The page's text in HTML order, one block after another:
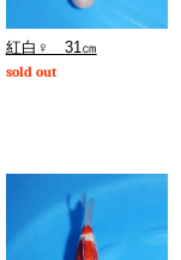
紅白♀ 31㎝
sold out